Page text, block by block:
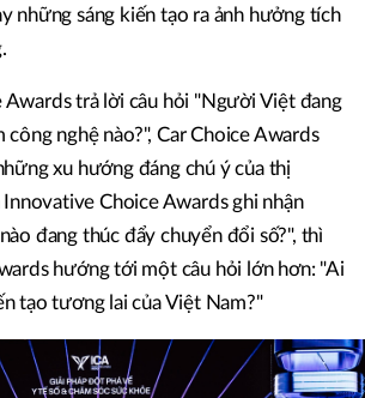
những sáng kiến tạo ra ảnh hưởng tích
Awards trả lời câu hỏi "Người Việt đang
công nghệ nào?", Car Choice Awards
xu hướng đáng chú ý của thị
Choice Awards ghi nhận
đang thúc đẩy chuyển đổi số?", thì
hướng tới một câu hỏi lớn hơn: "Ai
tạo tương lai của Việt Nam?"